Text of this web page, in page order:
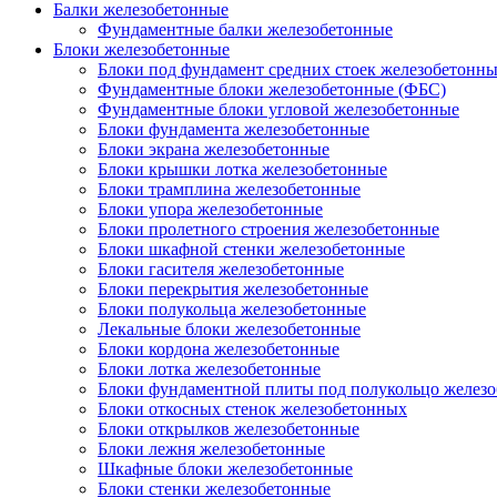
Балки железобетонные
Фундаментные балки железобетонные
Блоки железобетонные
Блоки под фундамент средних стоек
Фундаментные блоки железобетонные (ФБС)
Фундаментные блоки угловой железобетонные
Блоки фундамента железобетонные
Блоки экрана железобетонные
Блоки крышки лотка железобетонные
Блоки трамплина железобетонные
Блоки упора железобетонные
Блоки пролетного строения железобетонные
Блоки шкафной стенки железобетонные
Блоки гасителя железобетонные
Блоки перекрытия железобетонные
Блоки полукольца железобетонные
Лекальные блоки железобетонные
Блоки кордона железобетонные
Блоки лотка железобетонные
Блоки фундаментной плиты под полукольцо
Блоки откосных стенок железобетонных
Блоки открылков железобетонные
Блоки лежня железобетонные
Шкафные блоки железобетонные
Блоки стенки железобетонные